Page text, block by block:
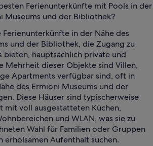
Ferienunterkünfte mit Pools in der
Museums und der Bibliothek?
Ferienunterkünfte in der Nähe des
und der Bibliothek, die Zugang zu
bieten, hauptsächlich private und
Mehrheit dieser Objekte sind Villen,
Apartments verfügbar sind, oft in
des Ermioni Museums und der
Diese Häuser sind typischerweise
mit voll ausgestatteten Küchen,
und WLAN, was sie zu
Wahl für Familien oder Gruppen
erholsamen Aufenthalt suchen.